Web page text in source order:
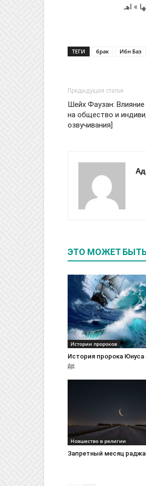
» اﻫـ .
ТЕГИ брак Ибн Баз
Предыдущая статья
Шейх Фаузан:
на общество и
озвучивания]
ЭТО МОЖЕТ
Истории пророков
История пророка
ﷺ
Новшество в религии
Запретный месяц